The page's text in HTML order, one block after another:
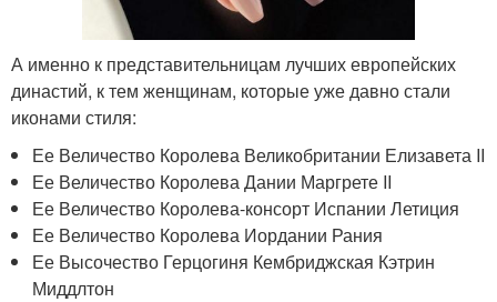
А именно к представительницам лучших европейских
династий, к тем женщинам, которые уже давно стали
иконами стиля:
Ее Величество Королева Великобритании Елизавета II
Ее Величество Королева Дании Маргрете II
Ее Величество Королева-консорт Испании Летиция
Ее Величество Королева Иордании Рания
Ее Высочество Герцогиня Кембриджская Кэтрин
Миддлтон